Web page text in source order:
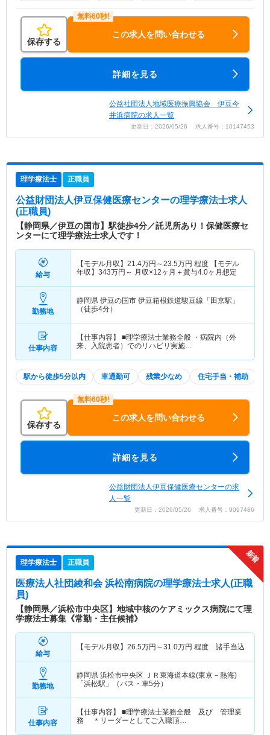
保存する
この求人を問い合わせる
詳細を見る
公益社団法人地域医療振興協会 伊豆今
井浜病院の求人一覧
更新日：2026/05/26 求人番号：10147453
理学療法士 正職員
公益財団法人伊豆保健医療センターの理学療法士求人
(正職員)
【静岡県／伊豆の国市】駅徒歩4分／託児所あり！保健医療セ
ンターにて理学療法士求人です！
給与
【モデル月収】 21.4万円～23.5万円 程度 【モデル
年収】 343万円～ 月収×12ヶ月＋賞与4.0ヶ月想定
勤務地
静岡県 伊豆の国市 伊豆箱根鉄道駿豆線「田京駅」
（徒歩4分）
仕事内容
【仕事内容】 ■理学療法士業務全般 ・病院内（外
来、入院患者）でのリハビリ実施…
駅から徒歩5分以内 車通勤可 残業少なめ 住宅手当・補助
保存する
この求人を問い合わせる
詳細を見る
公益財団法人伊豆保健医療センターの求
人一覧
更新日：2026/05/26 求人番号：9097486
理学療法士 正職員
医療法人社団綾和会 浜松南病院の理学療法士求人(正職
員)
【静岡県／浜松市中央区】地域中核のケアミックス病院にて理
学療法士募集《常勤・主任候補》
給与
【モデル月収】 26.5万円～31.0万円 程度 諸手当込
勤務地
静岡県 浜松市中央区 ＪＲ東海道本線(東京－熱海)
「浜松駅」（バス・車5分）
仕事内容
【仕事内容】 ■理学療法士業務全般 及び 管理業
務 ＊リーダーとしてご入職頂…